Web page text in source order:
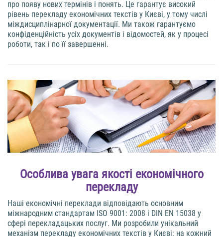
про появу нових термінів і понять. Це гарантує високий
рівень перекладу економічних текстів у Києві, у тому числі
міждисциплінарної документації. Ми також гарантуємо
конфіденційність усіх документів і відомостей, як у процесі
роботи, так і по її завершенні.
Особлива увага якості економічного
перекладу
Наші економічні переклади відповідають основним
міжнародним стандартам ISO 9001: 2008 і DIN EN 15038 у
сфері перекладацьких послуг. Ми розробили унікальний
механізм перекладу економічних текстів у Києві: на кожний